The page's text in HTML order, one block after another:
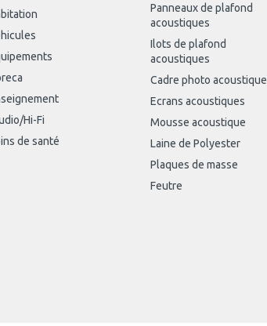
Hi-Fi
de santé
Panneaux de plafond
acoustiques
Ilots de plafond
acoustiques
Cadre photo acoustique
Ecrans acoustiques
Mousse acoustique
Laine de Polyester
Plaques de masse
Feutre